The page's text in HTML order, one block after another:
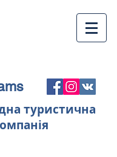
туристична